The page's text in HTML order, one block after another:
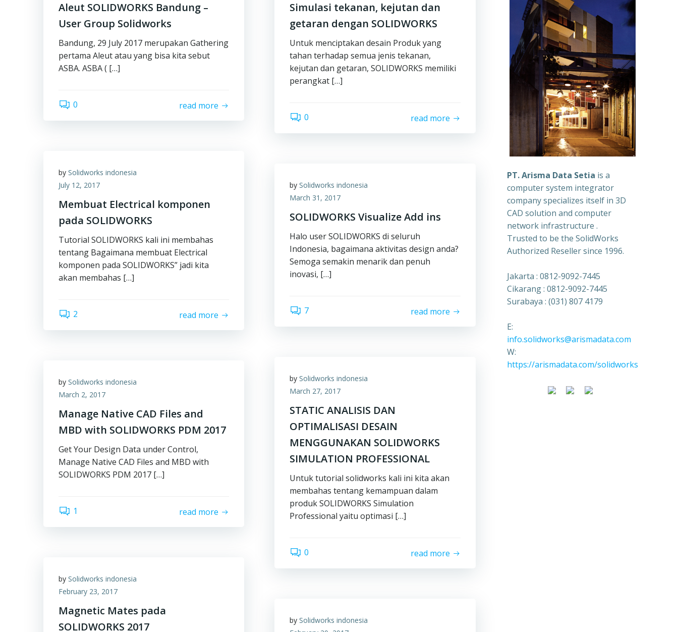
Aleut SOLIDWORKS Bandung –
User Group Solidworks
Bandung, 29 July 2017 merupakan Gathering
pertama Aleut atau yang bisa kita sebut
ASBA. ASBA ( […]
0 read more
Simulasi tekanan, kejutan dan
getaran dengan SOLIDWORKS
Untuk menciptakan desain Produk yang
tahan terhadap semua jenis tekanan,
kejutan dan getaran, SOLIDWORKS memiliki
perangkat […]
0 read more
by Solidworks indonesia
July 12, 2017
Membuat Electrical komponen
pada SOLIDWORKS
Tutorial SOLIDWORKS kali ini membahas
tentang Bagaimana membuat Electrical
komponen pada SOLIDWORKS” jadi kita
akan membahas […]
2 read more
bySolidworks indonesia
March 31, 2017
SOLIDWORKS Visualize Add ins
Halo user SOLIDWORKS di seluruh
Indonesia, bagaimana aktivitas design anda?
Semoga semakin menarik dan penuh
inovasi, […]
7 read more
bySolidworks indonesia
March 27, 2017
STATIC ANALISIS DAN
OPTIMALISASI DESAIN
MENGGUNAKAN SOLIDWORKS
SIMULATION PROFESSIONAL
Untuk tutorial solidworks kali ini kita akan
membahas tentang kemampuan dalam
produk SOLIDWORKS Simulation
Professional yaitu optimasi […]
0 read more
by Solidworks indonesia
March 2, 2017
Manage Native CAD Files and
MBD with SOLIDWORKS PDM 2017
Get Your Design Data under Control,
Manage Native CAD Files and MBD with
SOLIDWORKS PDM 2017 […]
1 read more
by Solidworks indonesia
February 23, 2017
Magnetic Mates pada
SOLIDWORKS 2017
bySolidworks indonesia
PT. Arisma Data Setia is a
computer system integrator
company specializes itself in 3D
CAD solution and computer
network infrastructure .
Trusted to be the SolidWorks
Authorized Reseller since 1996.
Jakarta : 0812-9092-7445
Cikarang : 0812-9092-7445
Surabaya : (031) 807 4179
E:
info.solidworks@arismadata.com
W:
https://arismadata.com/solidworks